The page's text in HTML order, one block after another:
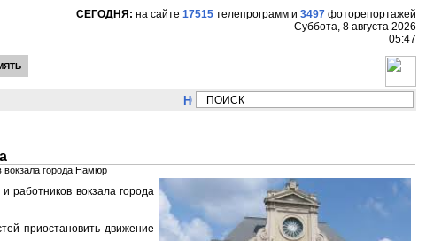
СЕГОДНЯ: на сайте 17515 телепрограмм и 3497 фоторепортажей
Суббота, 8 августа 2026
05:47
НОВОСТИ: Сергей Цыпляев "Мир как никогда
вокзала города Намюр
работников вокзала города
приостановить движение